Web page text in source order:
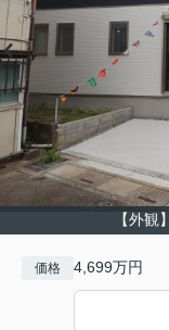
【外観
価格 4,699万円